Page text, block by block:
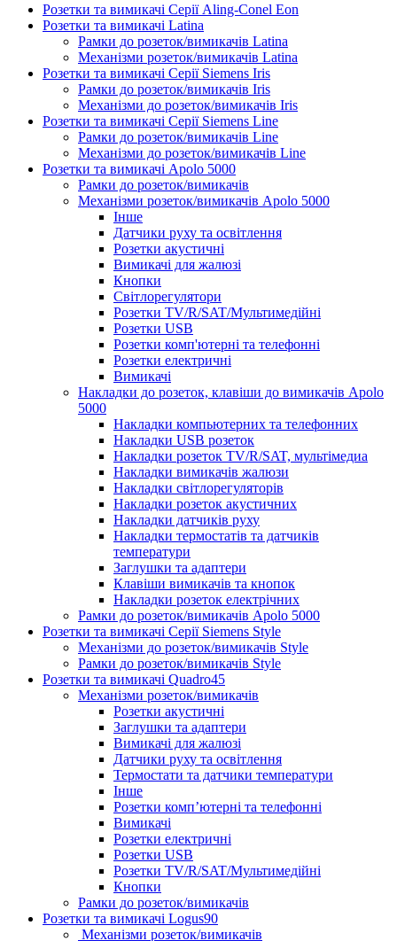
Розетки та вимикачі Серії Aling-Conel Eon
Розетки та вимикачі Latina
Рамки до розеток/вимикачів Latina
Механізми розеток/вимикачів Latina
Розетки та вимикачі Серії Siemens Iris
Рамки до розеток/вимикачів Iris
Механізми до розеток/вимикачів Iris
Розетки та вимикачі Серії Siemens Line
Рамки до розеток/вимикачів Line
Механізми до розеток/вимикачів Line
Розетки та вимикачі Apolo 5000
Рамки до розеток/вимикачів
Механізми розеток/вимикачів Apolo 5000
Інше
Датчики руху та освітлення
Розетки акустичні
Вимикачі для жалюзі
Кнопки
Світлорегулятори
Розетки TV/R/SAT/Мультимедійні
Розетки USB
Розетки комп'ютерні та телефонні
Розетки електричні
Вимикачі
Накладки до розеток, клавіши до вимикачів Apolo
5000
Накладки компьютерних та телефонних
Накладки USB розеток
Накладки розеток TV/R/SAT, мультімедиа
Накладки вимикачів жалюзи
Накладки світлорегуляторів
Накладки розеток акустичних
Накладки датчиків руху
Накладки термостатів та датчиків
температури
Заглушки та адаптери
Клавіши вимикачів та кнопок
Накладки розеток електрічних
Рамки до розеток/вимикачів Apolo 5000
Розетки та вимикачі Серії Siemens Style
Механізми до розеток/вимикачів Style
Рамки до розеток/вимикачів Style
Розетки та вимикачі Quadro45
Механізми розеток/вимикачів
Розетки акустичні
Заглушки та адаптери
Вимикачі для жалюзі
Датчики руху та освітлення
Термостати та датчики температури
Інше
Розетки комп’ютерні та телефонні
Вимикачі
Розетки електричні
Розетки USB
Розетки TV/R/SAT/Мультимедійні
Кнопки
Рамки до розеток/вимикачів
Розетки та вимикачі Logus90
Механізми розеток/вимикачів